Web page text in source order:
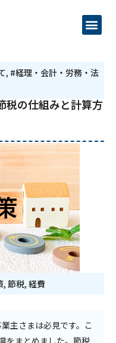
, #経理・会計・労務・法
税の仕組みと計算方
, 節税, 経費
主さまは必見です。こ